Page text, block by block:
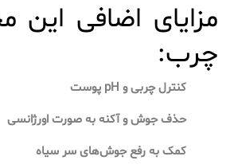
مزایای اضافی
چرب:
کنترل چربی و pH پوست
حذف جوش و آکنه به صورت اورژانسی
کمک به رفع جوش‌های سر سیاه